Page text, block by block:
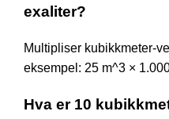
exaliter?
Multipliser kubikkmeter-
eksempel: 25 m^3 ×
Hva er 10